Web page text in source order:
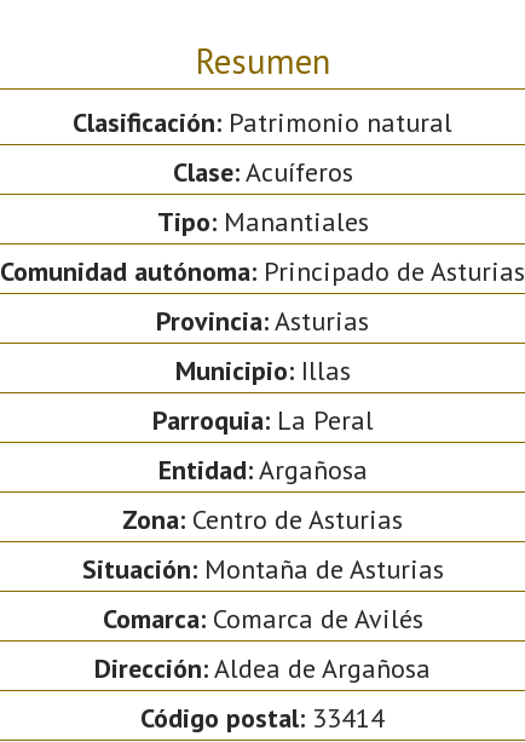
Resumen
Clasificación: Patrimonio natural
Clase:Acuíferos
Tipo:Manantiales
Comunidad autónoma: Principado de Asturias
Provincia:Asturias
Municipio:Illas
Parroquia:La Peral
Entidad:Argañosa
Zona: Centro de Asturias
Situación:Montaña de Asturias
Comarca:Comarca de Avilés
Dirección:Aldea de Argañosa
Código postal: 33414